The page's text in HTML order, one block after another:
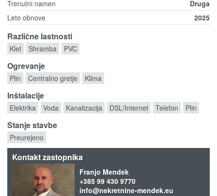
Trenutni namen
Druga
Leto obnove
2025
Različne lastnosti
Klet Shramba PVC
Ogrevanje
Plin Centralno gretje Klima
Inštalacije
Elektrika Voda Kanalizacija DSL/Internet Telefon Plin
Stanje stavbe
Preurejeno
Kontakt zastopnika
Franjo Mendek
+385 99 430 9770
info@nekretnine-mendek.eu